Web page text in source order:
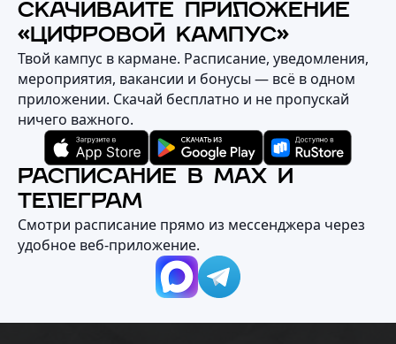
СКАЧИВАЙТЕ ПРИЛОЖЕНИЕ
«ЦИФРОВОЙ КАМПУС»
Твой кампус в кармане. Расписание, уведомления,
мероприятия, вакансии и бонусы — всё в одном
приложении. Скачай бесплатно и не пропускай
ничего важного.
РАСПИСАНИЕ В MAX И
ТЕЛЕГРАМ
Смотри расписание прямо из мессенджера через
удобное веб‑приложение.